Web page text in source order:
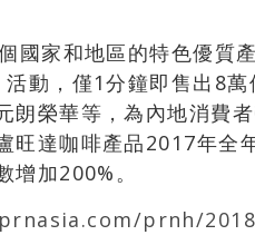
國家和地區的特色優質
動，僅1分鐘即售出8
朗榮華等，為內地消費
旺達咖啡產品2017年全
增加200%。
prnh/